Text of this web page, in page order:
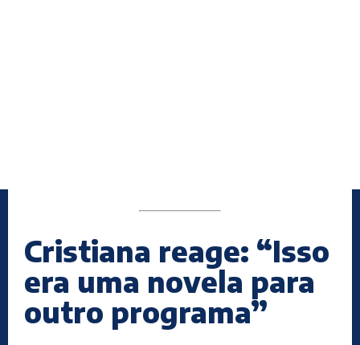
Cristiana reage: “Isso
era uma novela para
outro programa”